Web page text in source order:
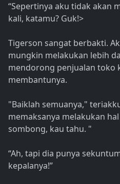
“Sepertinya aku tidak akan
kali, katamu? Guk!>
Tigerson sangat berbakti.
mungkin melakukan lebih
mendorong penjualan toko
membantunya.
"Baiklah semuanya,"
memaksanya melakukan
sombong, kau tahu. "
“Ah, tapi dia punya
kepalanya!”